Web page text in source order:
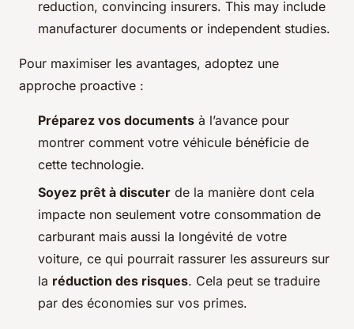
reduction, convincing insurers. This may include
manufacturer documents or independent studies.
Pour maximiser les avantages, adoptez une
approche proactive :
Préparez vos documents à l’avance pour
montrer comment votre véhicule bénéficie de
cette technologie.
Soyez prêt à discuter de la manière dont cela
impacte non seulement votre consommation de
carburant mais aussi la longévité de votre
voiture, ce qui pourrait rassurer les assureurs sur
la réduction des risques. Cela peut se traduire
par des économies sur vos primes.